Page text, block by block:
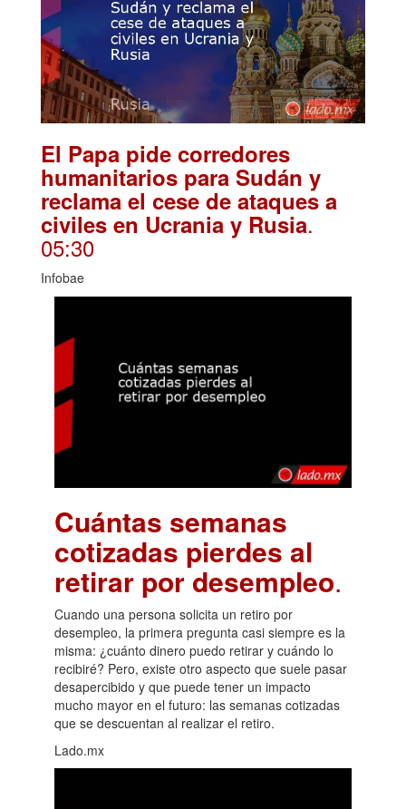
El Papa pide corredores
humanitarios para Sudán y
reclama el cese de ataques a
civiles en Ucrania y Rusia.
05:30
Infobae
Cuántas semanas
cotizadas pierdes al
retirar por desempleo.
Cuando una persona solicita un retiro por
desempleo, la primera pregunta casi siempre es la
misma: ¿cuánto dinero puedo retirar y cuándo lo
recibiré? Pero, existe otro aspecto que suele pasar
desapercibido y que puede tener un impacto
mucho mayor en el futuro: las semanas cotizadas
que se descuentan al realizar el retiro.
Lado.mx